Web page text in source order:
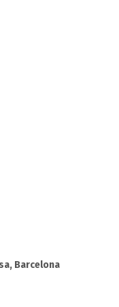
Barcelona